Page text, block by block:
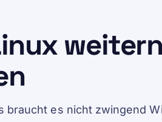
braucht es nicht zwingend